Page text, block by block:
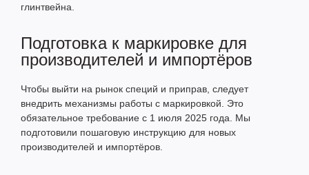
глинтвейна.
Подготовка к маркировке для
производителей и импортёров
Чтобы выйти на рынок специй и приправ, следует
внедрить механизмы работы с маркировкой. Это
обязательное требование с 1 июля 2025 года. Мы
подготовили пошаговую инструкцию для новых
производителей и импортёров.